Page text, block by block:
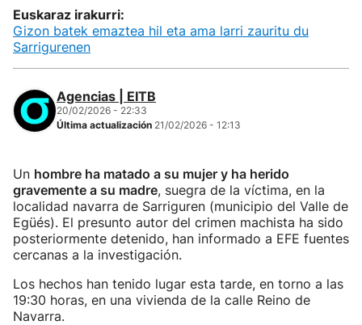
Euskaraz irakurri:
Gizon batek emaztea hil eta ama larri zauritu du
Sarrigurenen
Agencias | EITB
20/02/2026 - 22:33
Última actualización 21/02/2026 - 12:13
Un hombre ha matado a su mujer y ha herido
gravemente a su madre, suegra de la víctima, en la
localidad navarra de Sarriguren (municipio del Valle de
Egüés). El presunto autor del crimen machista ha sido
posteriormente detenido, han informado a EFE fuentes
cercanas a la investigación.
Los hechos han tenido lugar esta tarde, en torno a las
19:30 horas, en una vivienda de la calle Reino de
Navarra.